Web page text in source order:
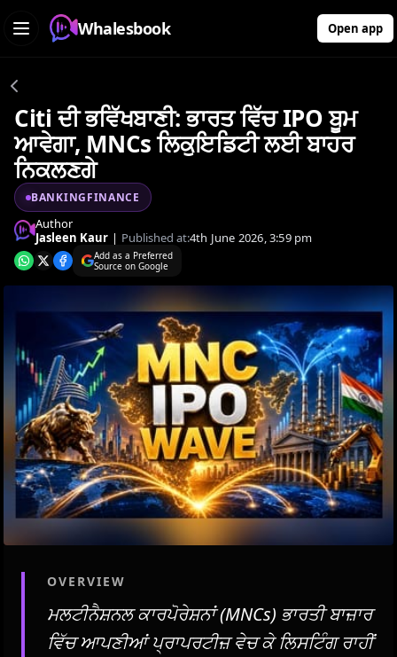
Whalesbook Open app
Citi ਦੀ ਭਵਿੱਖਬਾਣੀ: ਭਾਰਤ ਵਿੱਚ IPO ਬੂਮ
ਆਵੇਗਾ, MNCs ਲਿਕੁਇਡਿਟੀ ਲਈ ਬਾਹਰ
ਨਿਕਲਣਗੇ
BANKINGFINANCE
Author
Jasleen Kaur | Published at:4th June 2026, 3:59 pm
Add as a Preferred
Source on Google
OVERVIEW
ਮਲਟੀਨੈਸ਼ਨਲ ਕਾਰਪੋਰੇਸ਼ਨਾਂ (MNCs) ਭਾਰਤੀ ਬਾਜ਼ਾਰ
ਵਿੱਚ ਆਪਣੀਆਂ ਪ੍ਰਾਪਰਟੀਜ਼ ਵੇਚ ਕੇ ਲਿਸਟਿੰਗ ਰਾਹੀਂ